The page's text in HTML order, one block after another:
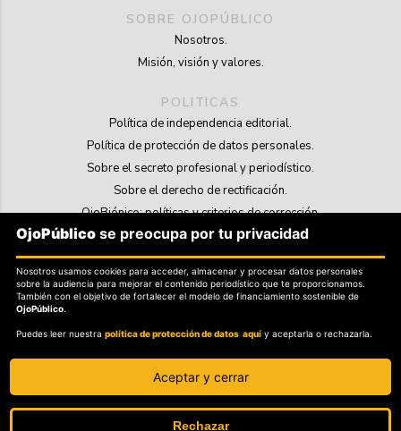
SOBRE OJOPÚBLICO
Nosotros.
Misión, visión y valores.
POLITICAS
Política de independencia editorial.
Política de protección de datos personales.
Sobre el secreto profesional y periodístico.
Sobre el derecho de rectificación.
OjoBiónico: políticas y criterios de corrección.
Sobre libertad de información frente a pedidos de retiro de contenidos.
SOSTENIBILIDAD
La Tienda de OjoPúblico.
OjoLab.
OjoPúblico se preocupa por tu privacidad
Nosotros usamos cookies para acceder, almacenar y procesar datos personales
sobre la audiencia para mejorar el contenido periodístico que te proporcionamos.
También con el objetivo de fortalecer el modelo de financiamiento sostenible de
OjoPúblico.
Puedes leer nuestrapolítica de protección de datos aquí y aceptarla o rechazarla.
Aceptar y cerrar
Rechazar